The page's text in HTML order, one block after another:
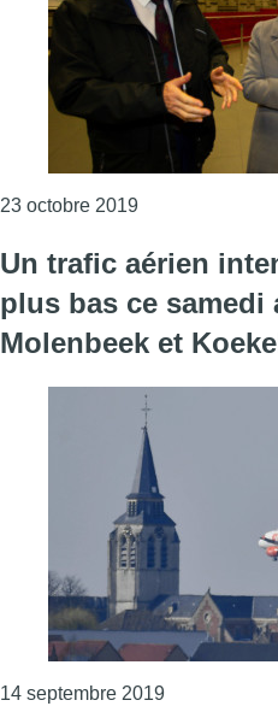
23 octobre 2019Consulter
Un trafic aérien
plus bas ce samedi
Molenbeek et
14 septembre 2019Consulter